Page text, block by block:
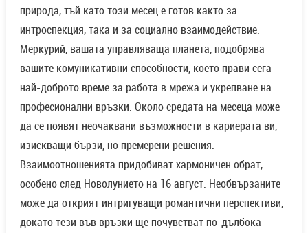
природа, тъй като този месец е готов както за
интроспекция, така и за социално взаимодействие.
Меркурий, вашата управляваща планета, подобрява
вашите комуникативни способности, което прави сега
най-доброто време за работа в мрежа и укрепване на
професионални връзки. Около средата на месеца може
да се появят неочаквани възможности в кариерата ви,
изискващи бързи, но премерени решения.
Взаимоотношенията придобиват хармоничен обрат,
особено след Новолунието на 16 август. Необвързаните
може да открият интригуващи романтични перспективи,
докато тези във връзки ще почувстват по-дълбока